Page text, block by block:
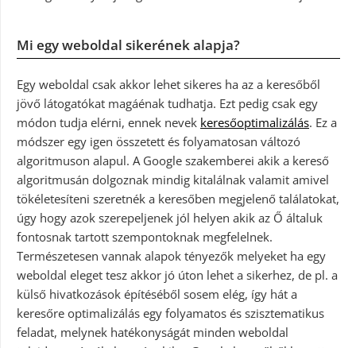
Mi egy weboldal sikerének alapja?
Egy weboldal csak akkor lehet sikeres ha az a keresőből
jövő látogatókat magáénak tudhatja. Ezt pedig csak egy
módon tudja elérni, ennek nevek keresőoptimalizálás. Ez a
módszer egy igen összetett és folyamatosan változó
algoritmuson alapul. A Google szakemberei akik a kereső
algoritmusán dolgoznak mindig kitalálnak valamit amivel
tökéletesíteni szeretnék a keresőben megjelenő találatokat,
úgy hogy azok szerepeljenek jól helyen akik az Ő általuk
fontosnak tartott szempontoknak megfelelnek.
Természetesen vannak alapok tényezők melyeket ha egy
weboldal eleget tesz akkor jó úton lehet a sikerhez, de pl. a
külső hivatkozások építéséből sosem elég, így hát a
keresőre optimalizálás egy folyamatos és szisztematikus
feladat, melynek hatékonyságát minden weboldal